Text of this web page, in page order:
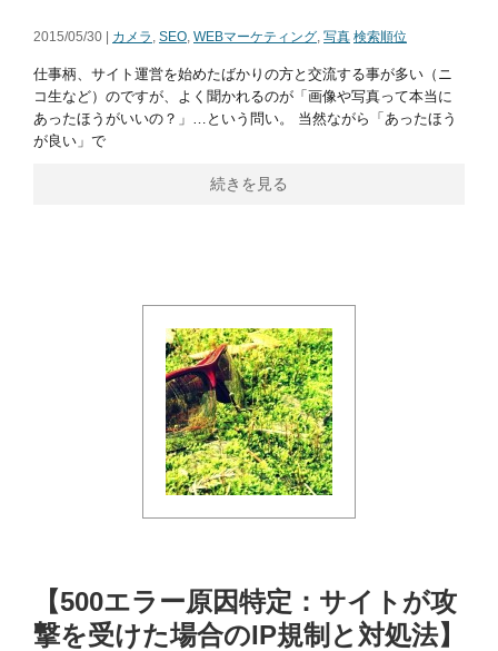
2015/05/30 | カメラ , SEO, WEBマーケティング, 写真 検索順位
仕事柄、サイト運営を始めたばかりの方と交流する事が多い（ニ
コ生など）のですが、よく聞かれるのが「画像や写真って本当に
あったほうがいいの？」…という問い。 当然ながら「あったほう
が良い」で
続きを見る
【500エラー原因特定：サイトが攻
撃を受けた場合のIP規制と対処法】